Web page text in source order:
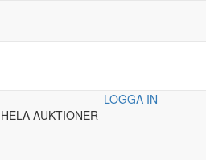
LOGGA IN
HELA AUKTIONER